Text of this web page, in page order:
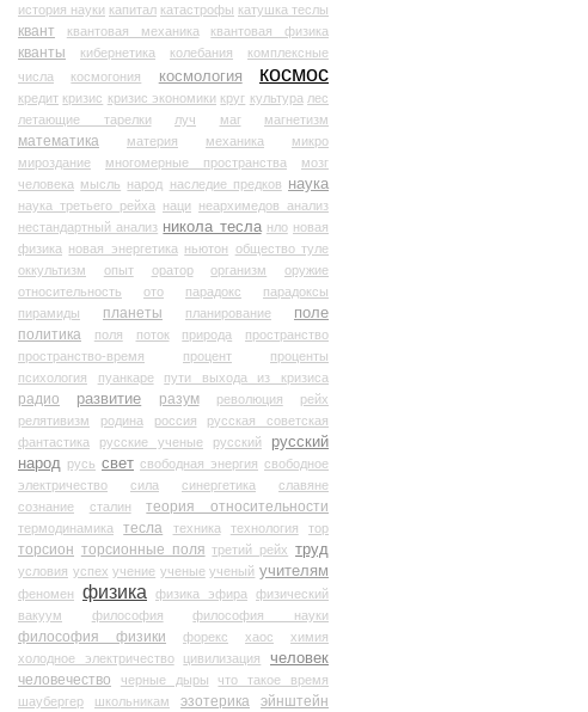
история науки капитал катастрофы катушка теслы
квант квантовая механика квантовая физика
кванты кибернетика колебания
комплексные
числа
космогония космология космос
кредит кризис кризис экономики круг культура лес
летающие тарелки
луч маг магнетизм
математика материя механика
микро
мироздание
многомерные пространства
мозг
человека мысль народ наследие предков наука
наука третьего рейха наци
неархимедов анализ
нестандартный анализ никола тесла нло новая
физика новая энергетика ньютон общество туле
оккультизм
опыт оратор организм
оружие
относительность
ото парадокс
парадоксы
пирамиды
планеты планирование
поле
политика
поля поток природа
пространство
пространство-время
процент
проценты
психология
пуанкаре пути выхода из кризиса
радио развитие разум революция
рейх
релятивизм
родина россия
русская советская
фантастика
русские ученые русский
русский
народ русь свет свободная энергия свободное
электричество
сила синергетика
славяне
сознание
сталин теория относительности
термодинамика тесла техника технология тор
торсион торсионные поля третий рейх труд
условия успех учение ученые ученый учителям
феномен физика физика эфира
физический
вакуум
философия философия науки
философия физики форекс хаос
химия
холодное электричество
цивилизация человек
человечество черные дыры
что такое время
шаубергер
школьникам эзотерика
эйнштейн